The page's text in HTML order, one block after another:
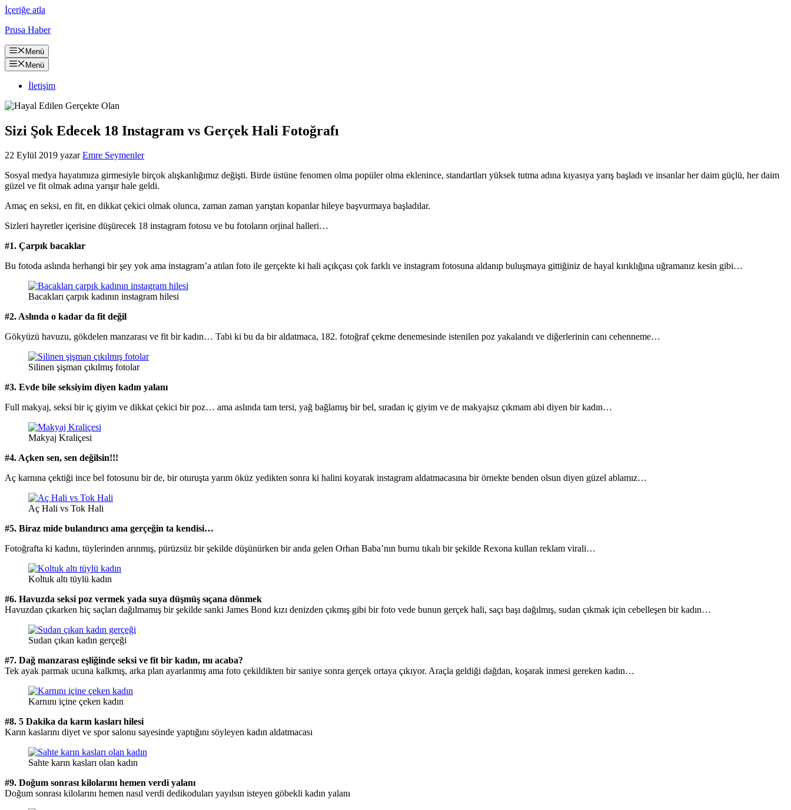
İçeriğe atla
Prusa Haber
Menü
Menü
İletişim
Sizi Şok Edecek 18 Instagram vs Gerçek Hali Fotoğrafı
22 Eylül 2019 yazarEmre Seymenler
Sosyal medya hayatımıza girmesiyle birçok alışkanlığımız değişti. Birde üstüne fenomen olma popüler olma eklenince, standartları yüksek tutma adına kıyasıya yarış başladı ve insanlar her daim güçlü, her daim
güzel ve fit olmak adına yarışır hale geldi.
Amaç en seksi, en fit, en dikkat çekici olmak olunca, zaman zaman yarıştan kopanlar hileye başvurmaya başladılar.
Sizleri hayretler içerisine düşürecek 18 instagram fotosu ve bu fotoların orjinal halleri…
#1. Çarpık bacaklar
Bu fotoda aslında herhangi bir şey yok ama instagram’a atılan foto ile gerçekte ki hali açıkçası çok farklı ve instagram fotosuna aldanıp buluşmaya gittiğiniz de hayal kırıklığına uğramanız kesin gibi…
Bacakları çarpık kadının instagram hilesi
#2. Aslında o kadar da fit değil
Gökyüzü havuzu, gökdelen manzarası ve fit bir kadın… Tabi ki bu da bir aldatmaca, 182. fotoğraf çekme denemesinde istenilen poz yakalandı ve diğerlerinin canı cehenneme…
Silinen şişman çıkılmış fotolar
#3. Evde bile seksiyim diyen kadın yalanı
Full makyaj, seksi bir iç giyim ve dikkat çekici bir poz… ama aslında tam tersi, yağ bağlamış bir bel, sıradan iç giyim ve de makyajsız çıkmam abi diyen bir kadın…
Makyaj Kraliçesi
#4. Açken sen, sen değilsin!!!
Aç karnına çektiği ince bel fotosunu bir de, bir oturuşta yarım öküz yedikten sonra ki halini koyarak instagram aldatmacasına bir örnekte benden olsun diyen güzel ablamız…
Aç Hali vs Tok Hali
#5. Biraz mide bulandırıcı ama gerçeğin ta kendisi…
Fotoğrafta ki kadını, tüylerinden arınmış, pürüzsüz bir şekilde düşünürken bir anda gelen Orhan Baba’nın burnu tıkalı bir şekilde Rexona kullan reklam virali…
Koltuk altı tüylü kadın
#6. Havuzda seksi poz vermek yada suya düşmüş sıçana dönmek
Havuzdan çıkarken hiç saçları dağılmamış bir şekilde sanki James Bond kızı denizden çıkmış gibi bir foto vede bunun gerçek hali, saçı başı dağılmış, sudan çıkmak için cebelleşen bir kadın…
Sudan çıkan kadın gerçeği
#7. Dağ manzarası eşliğinde seksi ve fit bir kadın, mı acaba?
Tek ayak parmak ucuna kalkmış, arka plan ayarlanmış ama foto çekildikten bir saniye sonra gerçek ortaya çıkıyor. Araçla geldiği dağdan, koşarak inmesi gereken kadın…
Karnını içine çeken kadın
#8. 5 Dakika da karın kasları hilesi
Karın kaslarını diyet ve spor salonu sayesinde yaptığını söyleyen kadın aldatmacası
Sahte karın kasları olan kadın
#9. Doğum sonrası kilolarını hemen verdi yalanı
Doğum sonrası kilolarını hemen nasıl verdi dedikoduları yayılsın isteyen göbekli kadın yalanı